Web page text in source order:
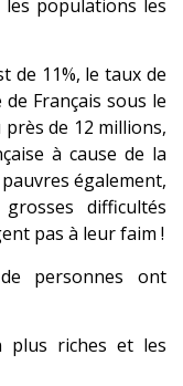
populations les
de 11%, le taux de
Français sous le
de 12 millions,
à cause de la
également,
difficultés
pas à leur faim !
personnes ont
plus riches et les